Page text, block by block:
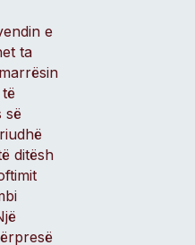
e
ta
së
ditësh